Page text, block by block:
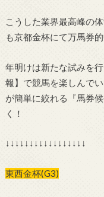
こうした業界最高峰の
も京都金杯にて万馬券
年明けは新たな試みを
報】で競馬を楽しんで
が簡単に絞れる『馬券
く！
↓↓↓↓↓↓↓↓↓↓↓↓↓↓↓↓↓
東西金杯(G3)